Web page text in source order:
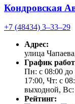
Кондровская
+7 (48434) 3‒33‒29
Адрес:
улица
График
Пн: с 08:00 до
17:00, Чт: с
выходной,
Рейтинг: